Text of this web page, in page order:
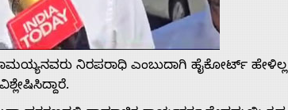
ನಿರಪರಾಧಿ ಎಂಬುದಾಗಿ ಹೈಕೋರ್ಟ್ ಹೇಳಿಲ್ಲ